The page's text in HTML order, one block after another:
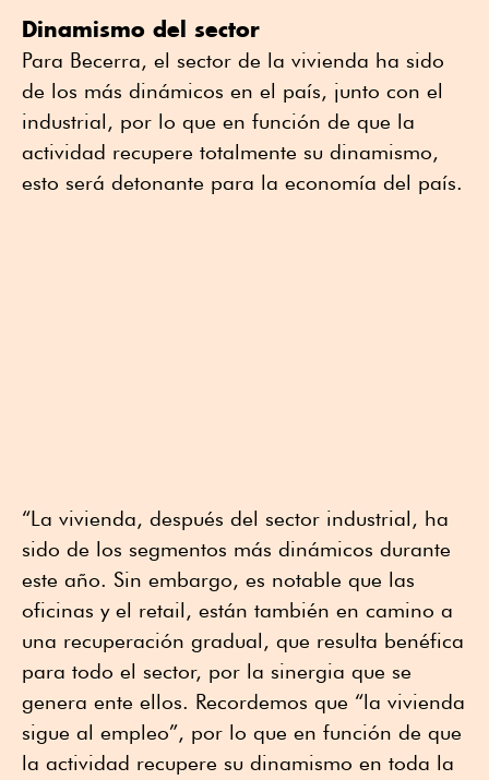
Dinamismo del sector
Para Becerra, el sector de la vivienda ha sido
de los más dinámicos en el país, junto con el
industrial, por lo que en función de que la
actividad recupere totalmente su dinamismo,
esto será detonante para la economía del país.
“La vivienda, después del sector industrial, ha
sido de los segmentos más dinámicos durante
este año. Sin embargo, es notable que las
oficinas y el retail, están también en camino a
una recuperación gradual, que resulta benéfica
para todo el sector, por la sinergia que se
genera ente ellos. Recordemos que “la vivienda
sigue al empleo”, por lo que en función de que
la actividad recupere su dinamismo en toda la